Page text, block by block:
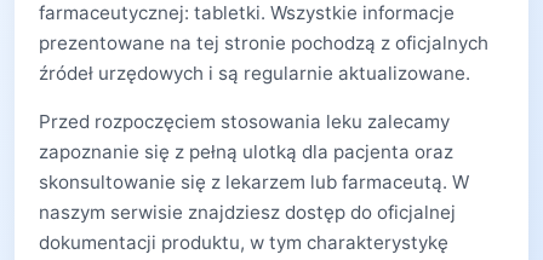
farmaceutycznej: tabletki. Wszystkie informacje
prezentowane na tej stronie pochodzą z oficjalnych
źródeł urzędowych i są regularnie aktualizowane.
Przed rozpoczęciem stosowania leku zalecamy
zapoznanie się z pełną ulotką dla pacjenta oraz
skonsultowanie się z lekarzem lub farmaceutą. W
naszym serwisie znajdziesz dostęp do oficjalnej
dokumentacji produktu, w tym charakterystykę